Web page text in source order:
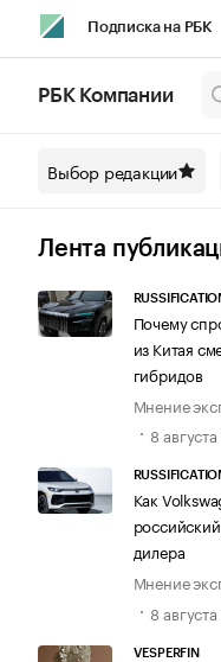
Подписка на РБК
Спецпроекты СПб
Технологии и
РБК Компании
Выбор редакции
Лента
Почему
из Китая
гибридов
Мнение
8
Как
дилера
Мнение
8
VESPERFIN